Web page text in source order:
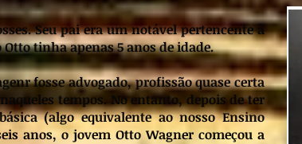
Seu pai era um notável pertencente à
tinha apenas 5 anos de idade.
fosse advogado, profissão quase certa
tempos. No entanto, depois de ter
(algo equivalente ao nosso Ensino
anos, o jovem Otto Wagner começou a